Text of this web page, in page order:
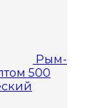
Рым-
500